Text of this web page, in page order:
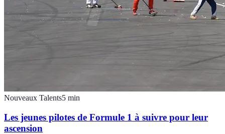
Nouveaux Talents5 min
Les jeunes pilotes de Formule 1 à suivre pour leur
ascension